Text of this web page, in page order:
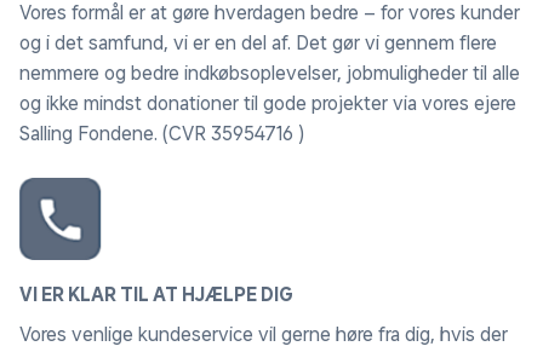
Vores formål er at gøre hverdagen bedre – for vores kunder
og i det samfund, vi er en del af. Det gør vi gennem flere
nemmere og bedre indkøbsoplevelser, jobmuligheder til alle
og ikke mindst donationer til gode projekter via vores ejere
Salling Fondene. (CVR 35954716 )
VI ER KLAR TIL AT HJÆLPE DIG
Vores venlige kundeservice vil gerne høre fra dig, hvis der